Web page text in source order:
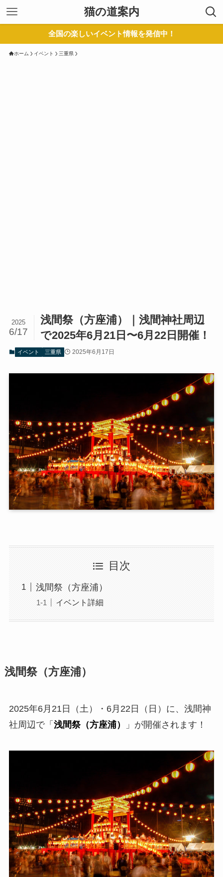
猫の道案内
全国の楽しいイベント情報を発信中！
ホーム イベント 三重県
浅間祭（方座浦）｜浅間神社周辺
で2025年6月21日〜6月22日開催！
2025
6/17
イベント 三重県 2025年6月17日
目次
浅間祭（方座浦）
イベント詳細
浅間祭（方座浦）
2025年6月21日（土）・6月22日（日）に、浅間神
社周辺で「 浅間祭（方座浦） 」が開催されます！